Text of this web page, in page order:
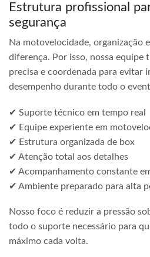
Estrutura profissional
segurança
Na motovelocidade, organização
diferença. Por isso, nossa equipe
precisa e coordenada para evitar
desempenho durante todo o
✔ Suporte técnico em tempo real
✔ Equipe experiente em
✔ Estrutura organizada de box
✔ Atenção total aos detalhes
✔ Acompanhamento constante
✔ Ambiente preparado para alta
Nosso foco é reduzir a pressão
todo o suporte necessário para
máximo cada volta.